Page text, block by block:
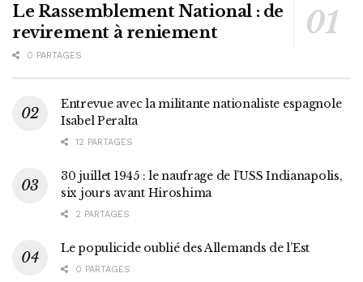
Le Rassemblement National : de
revirement à reniement
0 PARTAGES
Entrevue avec la militante nationaliste espagnole
Isabel Peralta
12 PARTAGES
30 juillet 1945 : le naufrage de l’USS Indianapolis,
six jours avant Hiroshima
2 PARTAGES
Le populicide oublié des Allemands de l’Est
0 PARTAGES